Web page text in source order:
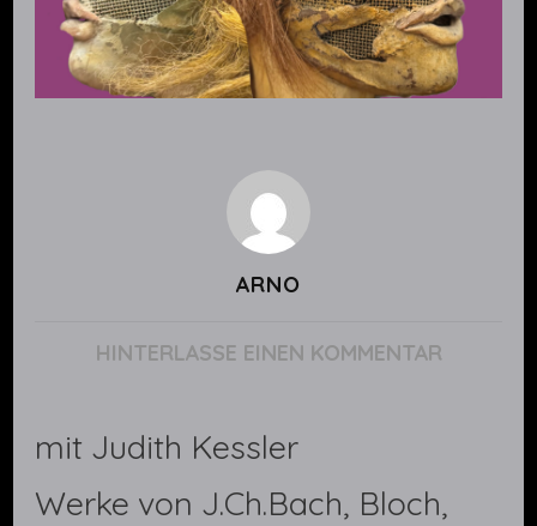
ARNO
HINTERLASSE EINEN KOMMENTARZU
mit Judith Kessler
Werke von J.Ch.Bach, Bloch,